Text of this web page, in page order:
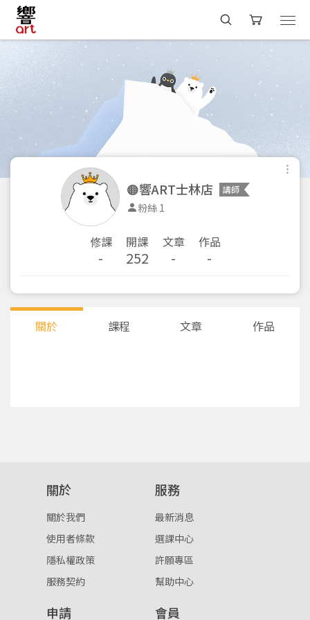
入。
重設密碼
點擊下方「確定」將前一位使用者強制登出。
確定
取消
🟠響ART士林店 講師
粉絲 1
修課
-
開課
252
文章
-
作品
-
關於 課程 文章 作品
關於
關於我們
使用者條款
隱私權政策
服務契約
服務
最新消息
選課中心
許願專區
幫助中心
申請 會員